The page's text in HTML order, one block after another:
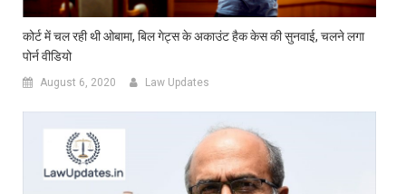
कोर्ट में चल रही थी ओबामा, बिल गेट्स के अकाउंट हैक केस की सुनवाई, चलने लगा
पोर्न वीडियो
August 6, 2020 Law Updates